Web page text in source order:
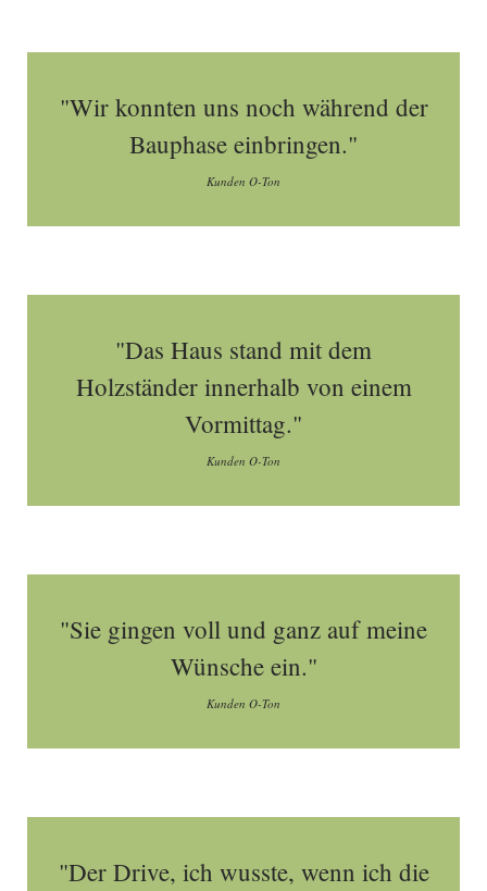
"Wir konnten uns noch während der
Bauphase einbringen."
Kunden O-Ton
"Das Haus stand mit dem
Holzständer innerhalb von einem
Vormittag."
Kunden O-Ton
"Sie gingen voll und ganz auf meine
Wünsche ein."
Kunden O-Ton
"Der Drive, ich wusste, wenn ich die